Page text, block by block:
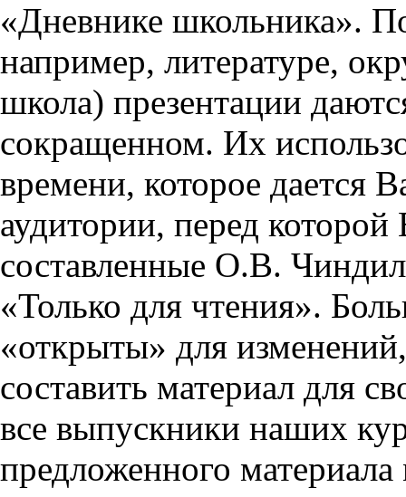
«Дневнике школьника».
например, литературе,
школа) презентации
сокращенном. Их
времени, которое дается
аудитории, перед
составленные О.В.
«Только для чтения».
«открыты» для
составить материал для
все выпускники наших
предложенного